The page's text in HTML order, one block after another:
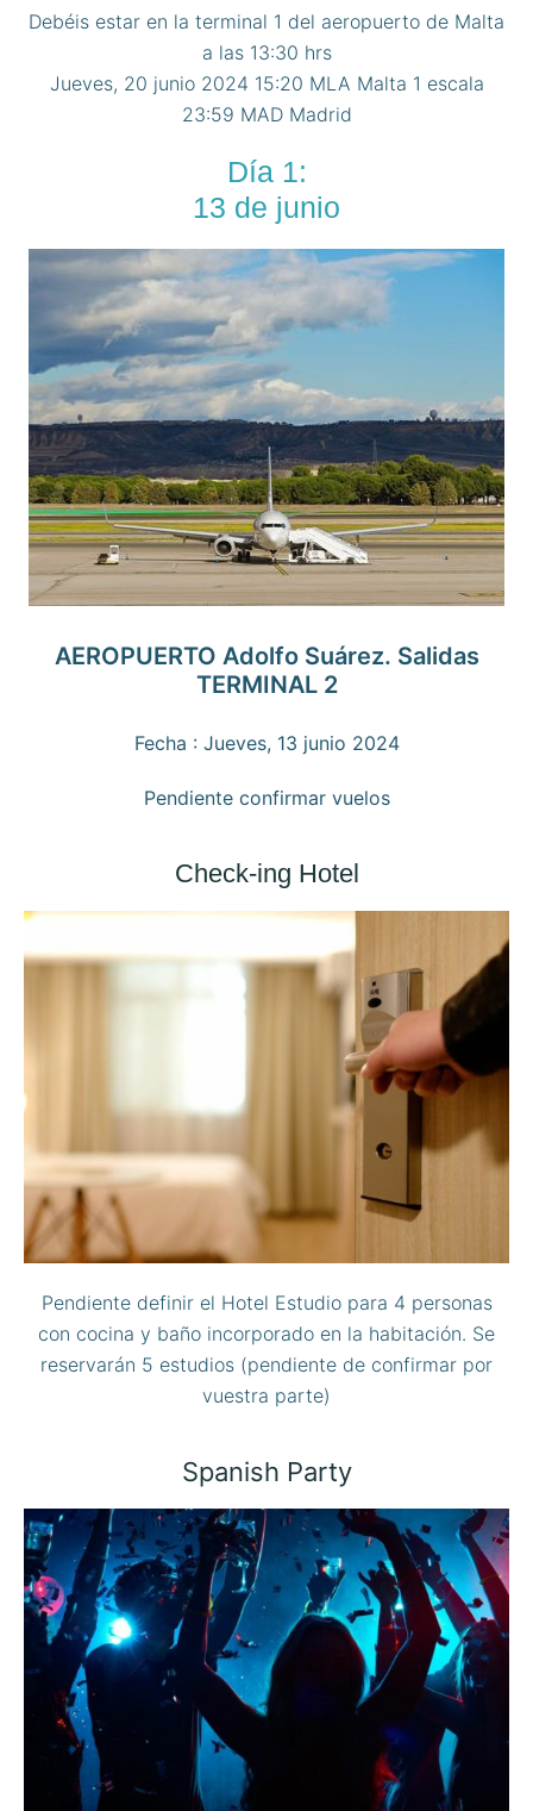
Debéis estar en la terminal 1 del aeropuerto de Malta
a las 13:30 hrs
Jueves, 20 junio 2024 15:20 MLA Malta 1 escala
23:59 MAD Madrid
Día 1:
13 de junio
AEROPUERTO Adolfo Suárez. Salidas
TERMINAL 2
Fecha : Jueves, 13 junio 2024
Pendiente confirmar vuelos
Check-ing Hotel
Pendiente definir el Hotel Estudio para 4 personas
con cocina y baño incorporado en la habitación. Se
reservarán 5 estudios (pendiente de confirmar por
vuestra parte)
Spanish Party